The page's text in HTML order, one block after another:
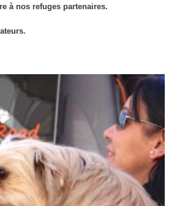
à nos refuges partenaires.